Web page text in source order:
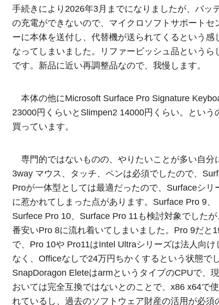
手続きにより2026年3月までになりましたが、バッ
の充電ができないので、マイクロソフトサポートセ
ーに本体を送付し、代替機が送られてくるという感
なってしまいました。リファービッシュ品というら
です。新品に近い再調整品なので、我慢します。
本体の他にMicrosoft Surface Pro Signature
23000円くらいとSlimpen2 14000円くらい。という
買っています。
専門的ではないものの、やりたいことが多い自分
3way マウス、タッチ、ペンは必須でしたので、
Proが一体型としては最適だったので、Surfaceシリ
に惹かれてしまった点があります。Surface Pro 9、
Surfece Pro 10、Surface Pro 11も検討対象でした
番安いPro 8に流れ着いてしまいました。Pro 9だと
で、Pro 10や Pro11はIntel Ultraシリーズは法人向け
なく、Officeなしで24万円ちかくするという状態で
SnapDoragon EleteはarmというタイプのCPUで、
おいては完全互換ではないとのことで、x86 x64で
れているし、過去のソフトウェア財産の活用が必須